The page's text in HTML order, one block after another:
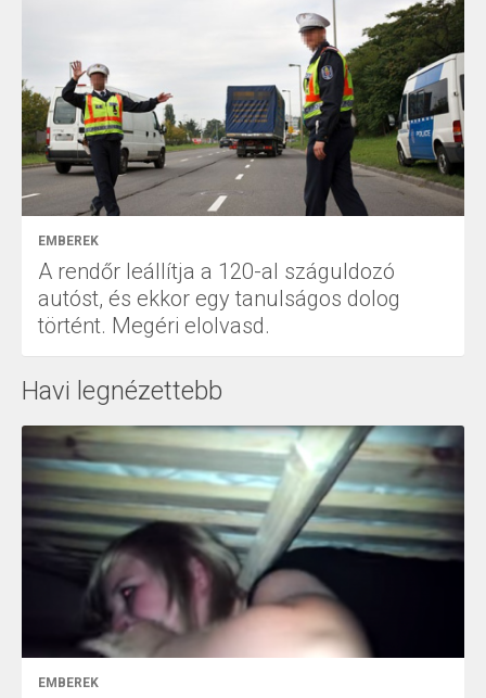
EMBEREK
A rendőr leállítja a 120-al száguldozó
autóst, és ekkor egy tanulságos dolog
történt. Megéri elolvasd.
Havi legnézettebb
EMBEREK